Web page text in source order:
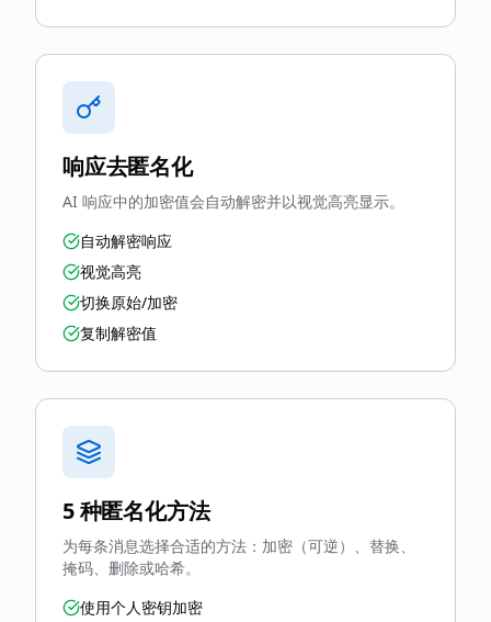
响应去匿名化
AI 响应中的加密值会自动解密并以视觉高亮显示。
自动解密响应
视觉高亮
切换原始/加密
复制解密值
5 种匿名化方法
为每条消息选择合适的方法：加密（可逆）、替换、
掩码、删除或哈希。
使用个人密钥加密